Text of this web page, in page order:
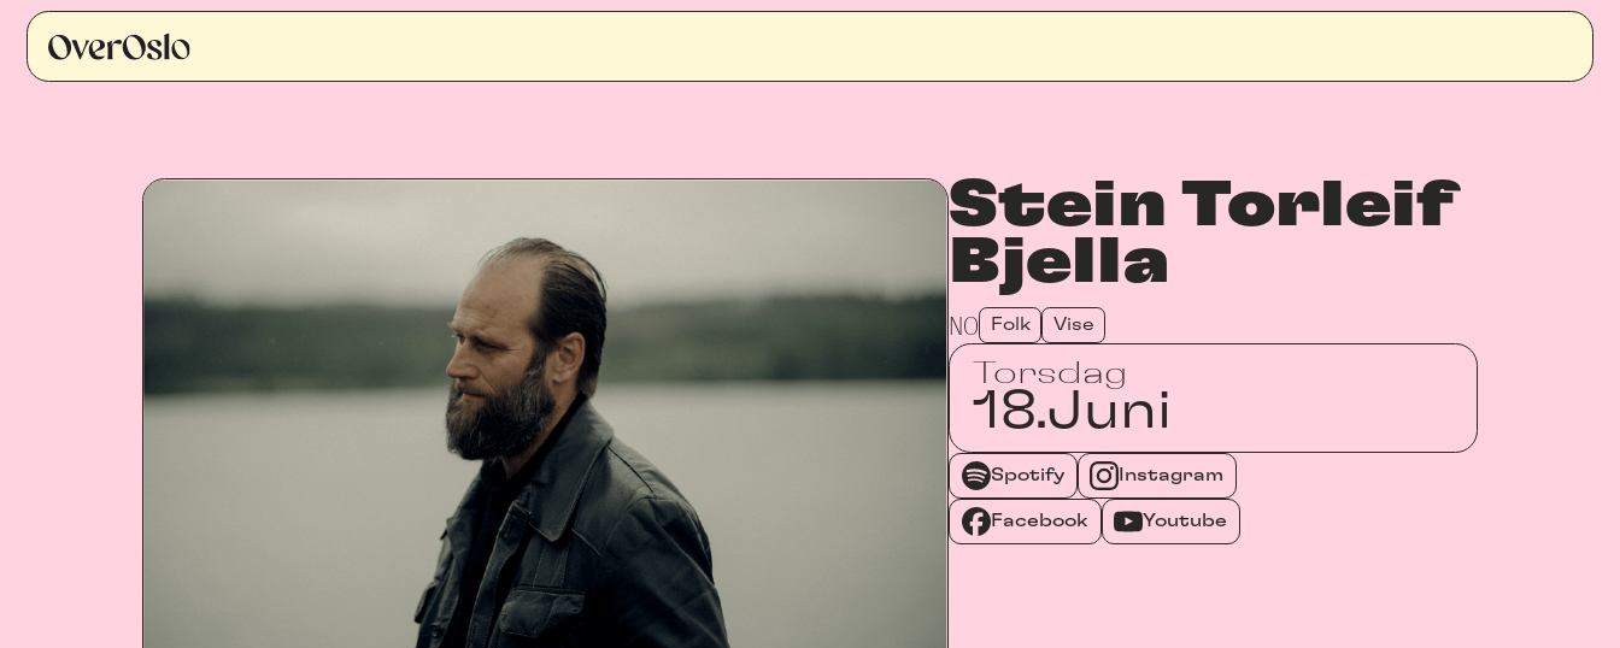
Stein Torleif
Bjella
NO Folk Vise
Torsdag
18.Juni
Spotify Instagram
Facebook Youtube